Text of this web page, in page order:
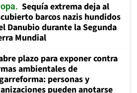
Sequía extrema deja al
barcos nazis hundidos
Danubio durante la Segunda
Mundial
plazo para exponer contra
ambientales de
personas y
pueden anotarse